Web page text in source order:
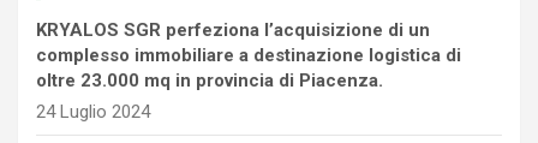
KRYALOS SGR perfeziona l’acquisizione di un
complesso immobiliare a destinazione logistica di
oltre 23.000 mq in provincia di Piacenza.
24 Luglio 2024